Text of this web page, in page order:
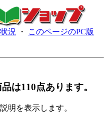
況 ・ このページのPC版
は110点あります。
明を表示します。